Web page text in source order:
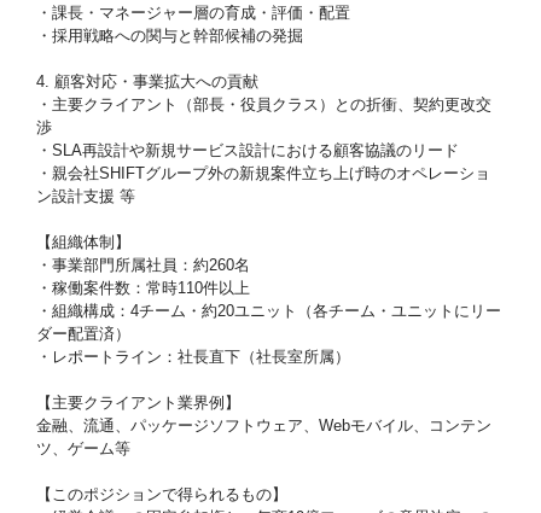
・課長・マネージャー層の育成・評価・配置
・採用戦略への関与と幹部候補の発掘
4. 顧客対応・事業拡大への貢献
・主要クライアント（部長・役員クラス）との折衝、契約更改交
渉
・SLA再設計や新規サービス設計における顧客協議のリード
・親会社SHIFTグループ外の新規案件立ち上げ時のオペレーショ
ン設計支援 等
【組織体制】
・事業部門所属社員：約260名
・稼働案件数：常時110件以上
・組織構成：4チーム・約20ユニット（各チーム・ユニットにリー
ダー配置済）
・レポートライン：社長直下（社長室所属）
【主要クライアント業界例】
金融、流通、パッケージソフトウェア、Webモバイル、コンテン
ツ、ゲーム等
【このポジションで得られるもの】